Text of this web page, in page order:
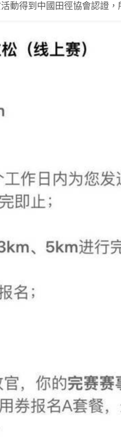
動得到中國田徑協會認證，